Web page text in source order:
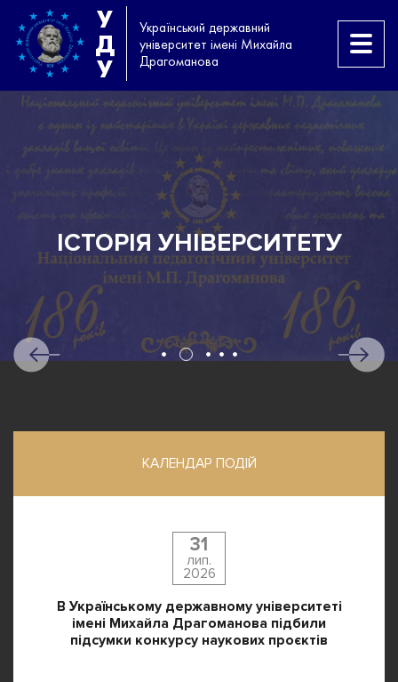
У
Д
У
Український державний
університет імені Михайла
Драгоманова
ІСТОРІЯ УНІВЕРСИТЕТУ
КАЛЕНДАР ПОДІЙ
31
лип.
2026
В Українському державному університеті
імені Михайла Драгоманова підбили
підсумки конкурсу наукових проєктів